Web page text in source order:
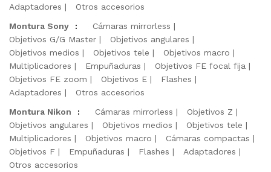
Adaptadores
Otros accesorios
Montura Sony
:
Cámaras mirrorless
Objetivos G/G Master
Objetivos angulares
Objetivos medios
Objetivos tele
Objetivos macro
Multiplicadores
Empuñaduras
Objetivos FE focal fija
Objetivos FE zoom
Objetivos E
Flashes
Adaptadores
Otros accesorios
Montura Nikon
: Cámaras mirrorless
Objetivos Z
Objetivos angulares
Objetivos medios
Objetivos tele
Multiplicadores
Objetivos macro
Cámaras compactas
Objetivos F
Empuñaduras Flashes
Adaptadores
Otros accesorios